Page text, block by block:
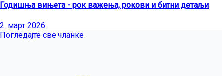
Годишња вињета - рок важења, рокови и битни детаљи
2. март 2026.
Погледајте све чланке